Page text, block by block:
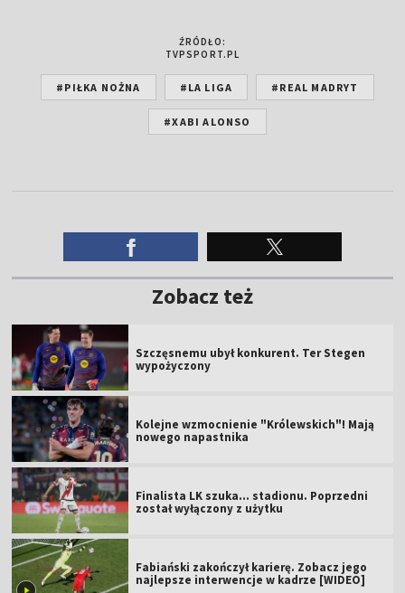
ŹRÓDŁO:
TVPSPORT.PL
#PIŁKA NOŻNA #LA LIGA #REAL MADRYT
#XABI ALONSO
Zobacz też
Szczęsnemu ubył konkurent. Ter Stegen
wypożyczony
Kolejne wzmocnienie "Królewskich"! Mają
nowego napastnika
Finalista LK szuka... stadionu. Poprzedni
został wyłączony z użytku
Fabiański zakończył karierę. Zobacz jego
najlepsze interwencje w kadrze [WIDEO]